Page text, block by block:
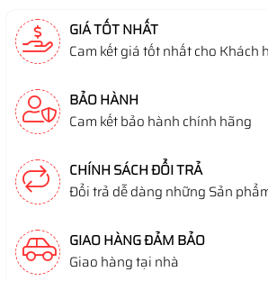
GIÁ TỐT NHẤT
Cam kết giá tốt nhất cho Khách
BẢO HÀNH
Cam kết bảo hành chính hãng
CHÍNH SÁCH ĐỔI TRẢ
Đổi trả dễ dàng những Sản
GIAO HÀNG ĐẢM BẢO
Giao hàng tại nhà